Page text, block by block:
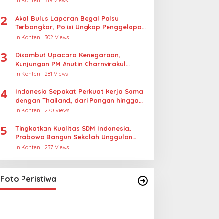
2
Akal Bulus Laporan Begal Palsu
Terbongkar, Polisi Ungkap Penggelapan
Uang Perusahaan untuk Crypto
In Konten 302 Views
3
Disambut Upacara Kenegaraan,
Kunjungan PM Anutin Charnvirakul
Perkuat Hubungan Indonesia-Thailand
In Konten 281 Views
4
Indonesia Sepakat Perkuat Kerja Sama
dengan Thailand, dari Pangan hingga
Ekonomi Digital
In Konten 270 Views
5
Tingkatkan Kualitas SDM Indonesia,
Prabowo Bangun Sekolah Unggulan
hingga Undang Universitas Terbaik
In Konten 237 Views
Foto Peristiwa
Gabungan dan Penembakan
Senjata Khusus TNI
In Foto Peristiwa |